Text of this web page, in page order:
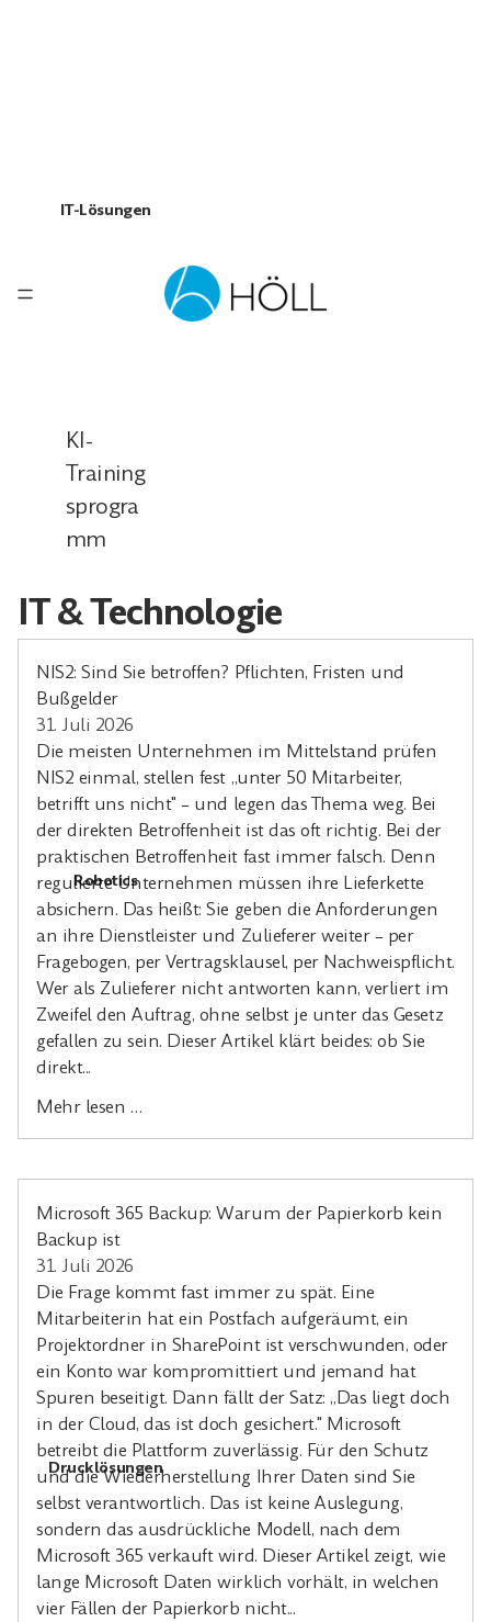
IT-Lösungen
KI-
Training
sprogra
mm
Robotics
Drucklösungen
IT & Technologie
NIS2: Sind Sie betroffen? Pflichten, Fristen und
Bußgelder
31. Juli 2026
Die meisten Unternehmen im Mittelstand prüfen
NIS2 einmal, stellen fest „unter 50 Mitarbeiter,
betrifft uns nicht" – und legen das Thema weg. Bei
der direkten Betroffenheit ist das oft richtig. Bei der
praktischen Betroffenheit fast immer falsch. Denn
regulierte Unternehmen müssen ihre Lieferkette
absichern. Das heißt: Sie geben die Anforderungen
an ihre Dienstleister und Zulieferer weiter – per
Fragebogen, per Vertragsklausel, per Nachweispflicht.
Wer als Zulieferer nicht antworten kann, verliert im
Zweifel den Auftrag, ohne selbst je unter das Gesetz
gefallen zu sein. Dieser Artikel klärt beides: ob Sie
direkt...
Mehr lesen …
Microsoft 365 Backup: Warum der Papierkorb kein
Backup ist
31. Juli 2026
Die Frage kommt fast immer zu spät. Eine
Mitarbeiterin hat ein Postfach aufgeräumt, ein
Projektordner in SharePoint ist verschwunden, oder
ein Konto war kompromittiert und jemand hat
Spuren beseitigt. Dann fällt der Satz: „Das liegt doch
in der Cloud, das ist doch gesichert." Microsoft
betreibt die Plattform zuverlässig. Für den Schutz
und die Wiederherstellung Ihrer Daten sind Sie
selbst verantwortlich. Das ist keine Auslegung,
sondern das ausdrückliche Modell, nach dem
Microsoft 365 verkauft wird. Dieser Artikel zeigt, wie
lange Microsoft Daten wirklich vorhält, in welchen
vier Fällen der Papierkorb nicht...